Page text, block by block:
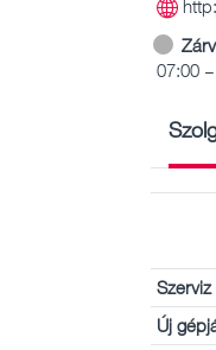
07:00
Szerviz
Új